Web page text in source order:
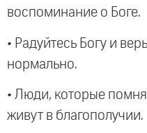
воспоминание о Боге.
• Радуйтесь Богу и
нормально.
• Люди, которые
живут в благополучии.